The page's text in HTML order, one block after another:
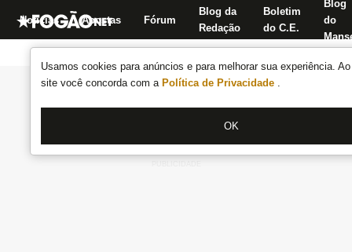
Usamos cookies para anúncios e para melhorar sua experiência.
site você concorda com a Política de Privacidade .
OK
Notícias Apostas Fórum
Blog da
Redação
Boletim
do C.E.
Blog
do